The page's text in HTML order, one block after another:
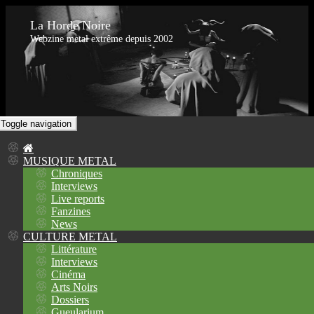
La Horde Noire
Webzine metal extrême depuis 2002
Toggle navigation
MUSIQUE METAL
Chroniques
Interviews
Live reports
Fanzines
News
CULTURE METAL
Littérature
Interviews
Cinéma
Arts Noirs
Dossiers